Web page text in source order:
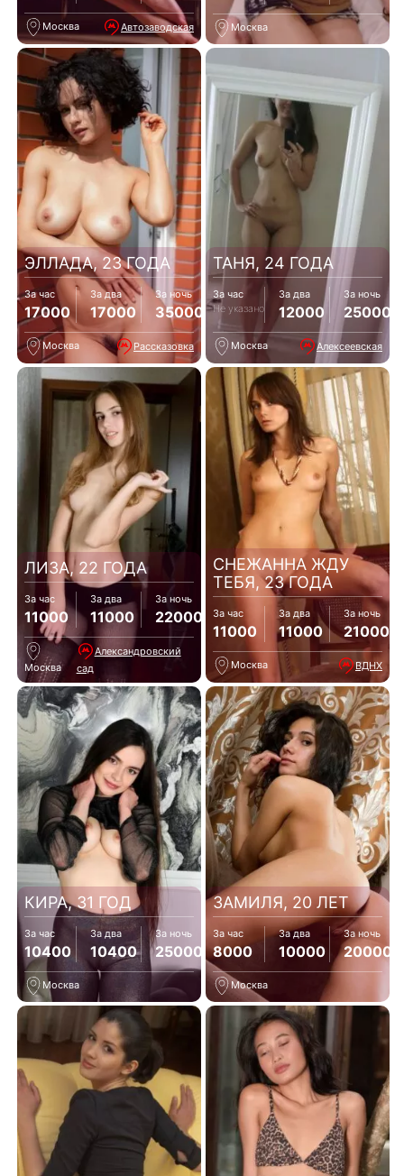
Москва Автозаводская Москва
ЭЛЛАДА, 23 ГОДА
За час
17000
За два
17000
За ночь
35000
Москва Рассказовка
ТАНЯ, 24 ГОДА
За час
Не указано
За два
12000
За ночь
25000
Москва Алексеевская
ЛИЗА, 22 ГОДА
За час
11000
За два
11000
За ночь
22000
Москва
Александровский
сад
СНЕЖАННА ЖДУ
ТЕБЯ, 23 ГОДА
За час
11000
За два
11000
За ночь
21000
Москва ВДНХ
КИРА, 31 ГОД
За час
10400
За два
10400
За ночь
25000
Москва
ЗАМИЛЯ, 20 ЛЕТ
За час
8000
За два
10000
За ночь
20000
Москва